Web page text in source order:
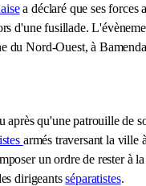
a déclaré que ses forces
d'une fusillade.
du Nord-Ouest, à
après qu'une patrouille de
armés traversant la ville
un ordre de rester à
dirigeantsséparatistes.